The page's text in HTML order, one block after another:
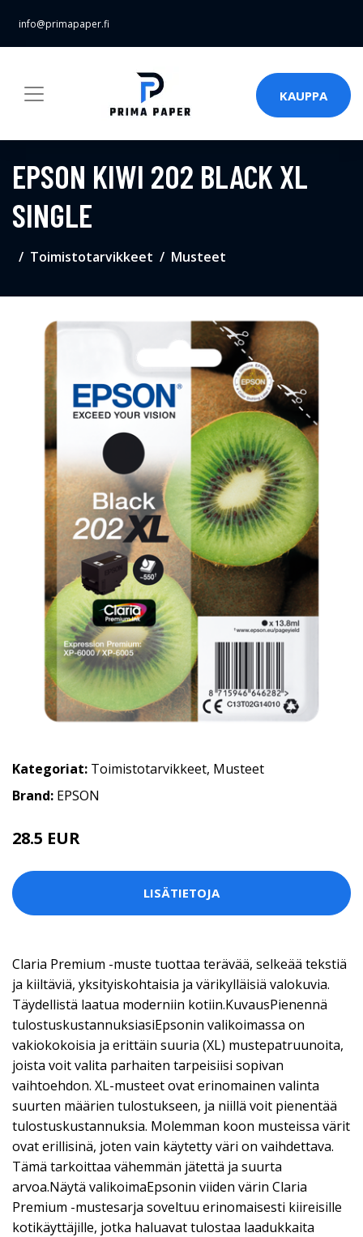
info@primapaper.fi
KAUPPA
EPSON KIWI 202 BLACK XL
SINGLE
Toimistotarvikkeet Musteet
Kategoriat: Toimistotarvikkeet, Musteet
Brand: EPSON
28.5 EUR
LISÄTIETOJA
Claria Premium -muste tuottaa terävää, selkeää tekstiä
ja kiiltäviä, yksityiskohtaisia ja värikylläisiä valokuvia.
Täydellistä laatua moderniin kotiin.KuvausPienennä
tulostuskustannuksiasiEpsonin valikoimassa on
vakiokokoisia ja erittäin suuria (XL) mustepatruunoita,
joista voit valita parhaiten tarpeisiisi sopivan
vaihtoehdon. XL-musteet ovat erinomainen valinta
suurten määrien tulostukseen, ja niillä voit pienentää
tulostuskustannuksia. Molemman koon musteissa värit
ovat erillisinä, joten vain käytetty väri on vaihdettava.
Tämä tarkoittaa vähemmän jätettä ja suurta
arvoa.Näytä valikoimaEpsonin viiden värin Claria
Premium -mustesarja soveltuu erinomaisesti kiireisille
kotikäyttäjille, jotka haluavat tulostaa laadukkaita